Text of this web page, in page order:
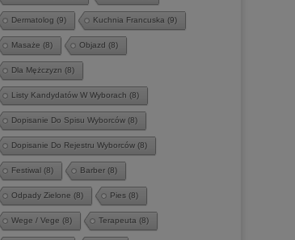
Dermatolog (9) Kuchnia Francuska (9)
Masaże (8) Objazd (8)
Dla Mężczyzn (8)
Listy Kandydatów W Wyborach (8)
Dopisanie Do Spisu Wyborców (8)
Dopisanie Do Rejestru Wyborców (8)
Festiwal (8) Barber (8)
Odpady Zielone (8) Pies (8)
Wege / Vege (8) Terapeuta (8)